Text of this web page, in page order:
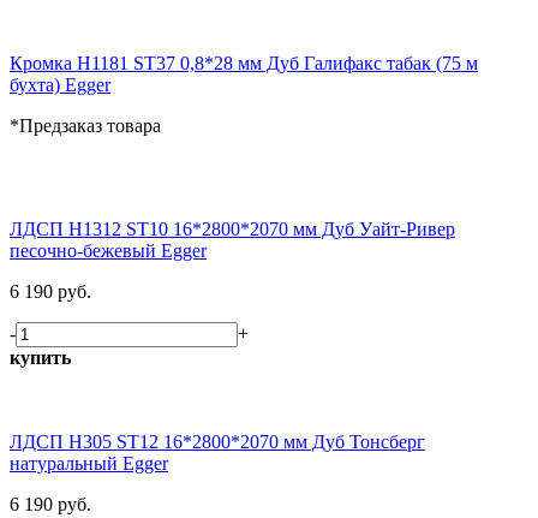
Кромка H1181 ST37 0,8*28 мм Дуб Галифакс табак (75 м
бухта) Egger
*Предзаказ товара
ЛДСП H1312 ST10 16*2800*2070 мм Дуб Уайт-Ривер
песочно-бежевый Egger
6 190 руб.
-
+
купить
ЛДСП H305 ST12 16*2800*2070 мм Дуб Тонсберг
натуральный Egger
6 190 руб.